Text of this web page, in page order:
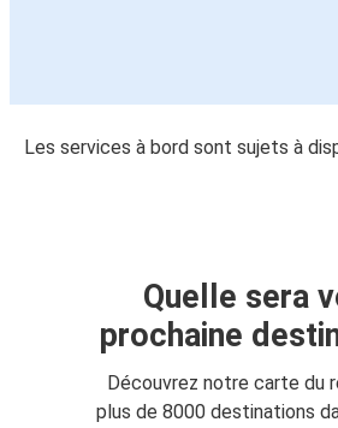
Les services à bord sont sujets à
Quelle sera
prochaine
Découvrez notre carte du
plus de 8000 destinations